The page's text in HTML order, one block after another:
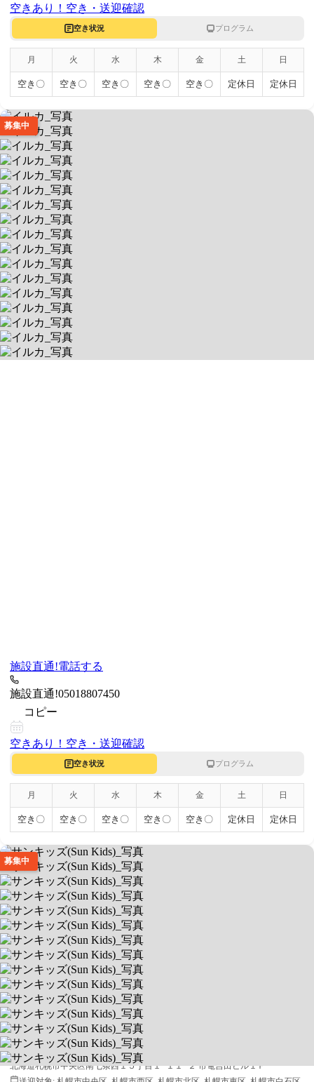
空きあり！ 空き・送迎確認
空き状況 プログラム
月 火 水 木 金 土 日
空き〇 空き〇 空き〇 空き〇 空き〇 定休日 定休日
募集中
イルカ
キッズピラティスプログラム開催！
送迎あり
平日 12：00～18：00 / 土
0030832 北海道札幌市白石区北郷二条３丁目４番１０号
送迎対象:札幌市白石区, 札幌市中央区, 札幌市東区, 札幌市豊平区, 札幌市厚
別区, 札幌市清田区
施設直通!電話する
施設直通!05018807450
コピー
空きあり！ 空き・送迎確認
空き状況 プログラム
月 火 水 木 金 土 日
空き〇 空き〇 空き〇 空き〇 空き〇 定休日 定休日
募集中
サンキッズ(Sun Kids)
理学療法士＆ベテラン保育士在籍
送迎あり 空きあり
平日 9:00〜17:00 / 土 10:00〜16:00
0640807
北海道札幌市中央区南七条西１５丁目１−１１−２ 市電吉田ビル１Ｆ